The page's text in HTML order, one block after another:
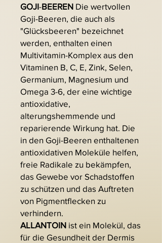
GOJI-BEEREN Die wertvollen
Goji-Beeren, die auch als
"Glücksbeeren" bezeichnet
werden, enthalten einen
Multivitamin-Komplex aus den
Vitaminen B, C, E, Zink, Selen,
Germanium, Magnesium und
Omega 3-6, der eine wichtige
antioxidative,
alterungshemmende und
reparierende Wirkung hat. Die
in den Goji-Beeren enthaltenen
antioxidativen Moleküle helfen,
freie Radikale zu bekämpfen,
das Gewebe vor Schadstoffen
zu schützen und das Auftreten
von Pigmentflecken zu
verhindern.
ALLANTOIN ist ein Molekül, das
für die Gesundheit der Dermis